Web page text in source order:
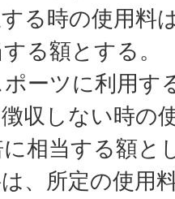
る時の使用料
る額とする。
ーツに利用す
収しない時の
相当する額と
、所定の使用